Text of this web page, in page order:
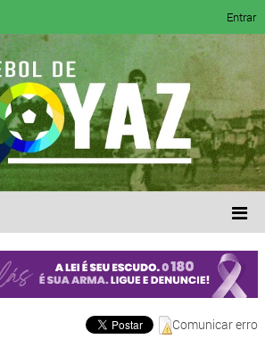
Entrar
Comunicar erro